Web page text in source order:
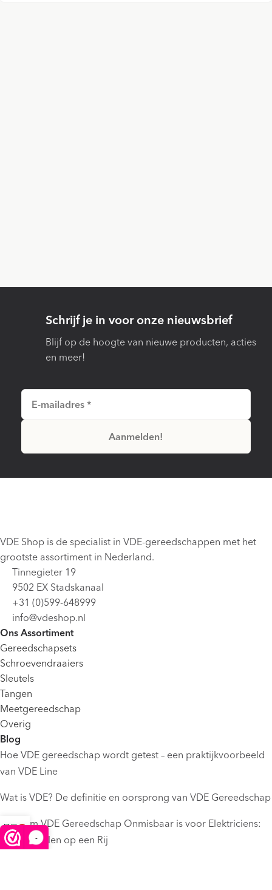
-
Schrijf je in voor onze nieuwsbrief
Blijf op de hoogte van nieuwe producten, acties
en meer!
VDE Shop is de specialist in VDE-gereedschappen met het
grootste assortiment in Nederland.
Tinnegieter 19
9502 EX Stadskanaal
+31 (0)599-648999
info@vdeshop.nl
Ons Assortiment
Gereedschapsets
Schroevendraaiers
Sleutels
Tangen
Meetgereedschap
Overig
Blog
Hoe VDE gereedschap wordt getest – een praktijkvoorbeeld
van VDE Line
Wat is VDE? De definitie en oorsprong van VDE Gereedschap
Waarom VDE Gereedschap Onmisbaar is voor Elektriciens:
De Voordelen op een Rij